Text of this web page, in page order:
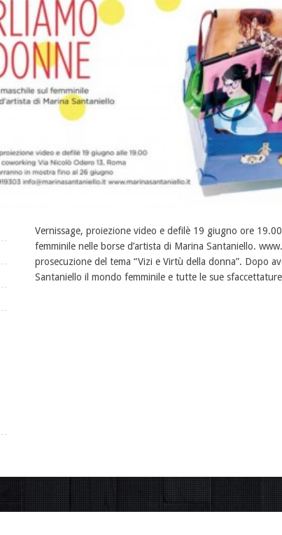
Vernissage, proiezione video e defilè 19 giugno ore
femminile nelle borse d’artista di Marina Santaniello.
prosecuzione del tema “Vizi e Virtù della donna”. Dopo
Santaniello il mondo femminile e tutte le sue